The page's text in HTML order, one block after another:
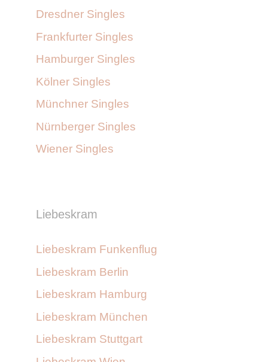
Dresdner Singles
Frankfurter Singles
Hamburger Singles
Kölner Singles
Münchner Singles
Nürnberger Singles
Wiener Singles
Liebeskram
Liebeskram Funkenflug
Liebeskram Berlin
Liebeskram Hamburg
Liebeskram München
Liebeskram Stuttgart